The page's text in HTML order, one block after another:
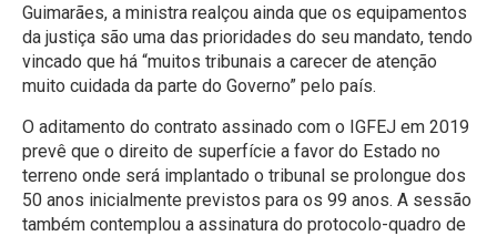
Guimarães, a ministra realçou ainda que os equipamentos
da justiça são uma das prioridades do seu mandato, tendo
vincado que há “muitos tribunais a carecer de atenção
muito cuidada da parte do Governo” pelo país.
O aditamento do contrato assinado com o IGFEJ em 2019
prevê que o direito de superfície a favor do Estado no
terreno onde será implantado o tribunal se prolongue dos
50 anos inicialmente previstos para os 99 anos. A sessão
também contemplou a assinatura do protocolo-quadro de